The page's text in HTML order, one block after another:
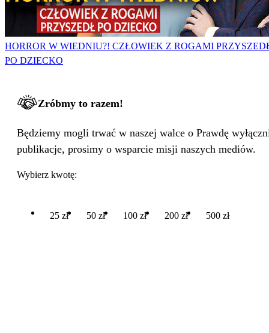
HORROR W WIEDNIU?! CZŁOWIEK Z ROGAMI
PO DZIECKO
Zróbmy to razem!
Będziemy mogli trwać w naszej walce o Prawdę
publikacje, prosimy o wsparcie misji naszych mediów.
Wybierz kwotę:
25 zł 50 zł 100 zł 200 zł 500 zł